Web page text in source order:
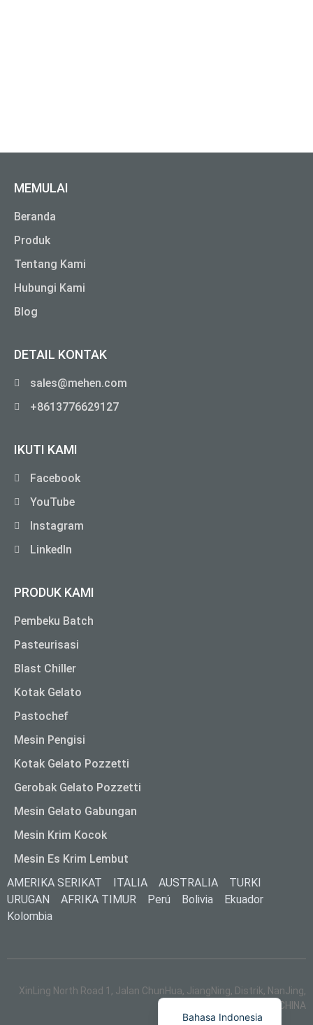
MEMULAI
Beranda
Produk
Tentang Kami
Hubungi Kami
Blog
DETAIL KONTAK
sales@mehen.com
+8613776629127
IKUTI KAMI
Facebook
YouTube
Instagram
LinkedIn
PRODUK KAMI
Pembeku Batch
Pasteurisasi
Blast Chiller
Kotak Gelato
Pastochef
Mesin Pengisi
Kotak Gelato Pozzetti
Gerobak Gelato Pozzetti
Mesin Gelato Gabungan
Mesin Krim Kocok
Mesin Es Krim Lembut
AMERIKA SERIKAT
ITALIA AUSTRALIA
TURKI
URUGAN
AFRIKA TIMUR Perú Bolivia
Ekuador
Kolombia
XinLing North Road 1, Jalan ChunHua, JiangNing, Distrik, NanJing,
211123, CHINA
Bahasa Indonesia
English